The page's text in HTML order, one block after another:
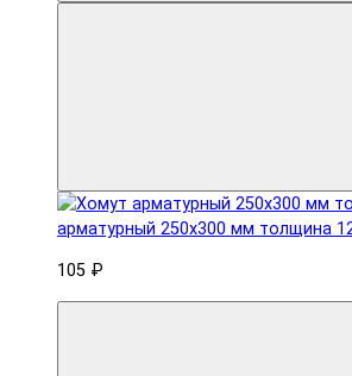
арматурный 250x300 мм толщина
105 ₽